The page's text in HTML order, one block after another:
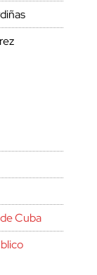
Cuba